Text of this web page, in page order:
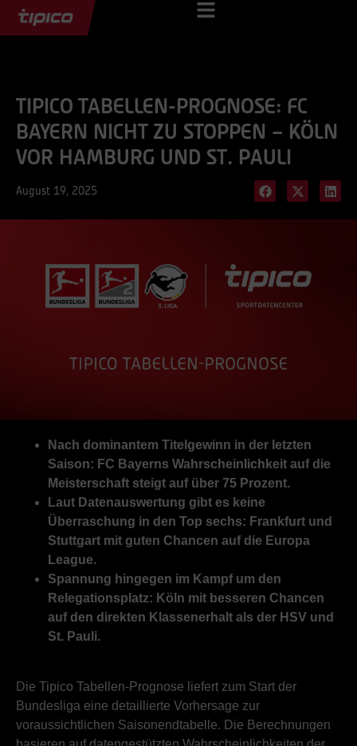
TIPICO TABELLEN-PROGNOSE: FC
BAYERN NICHT ZU STOPPEN – KÖLN
VOR HAMBURG UND ST. PAULI
August 19, 2025
Nach dominantem Titelgewinn in der letzten
Saison: FC Bayerns Wahrscheinlichkeit auf die
Meisterschaft steigt auf über 75 Prozent.
Laut Datenauswertung gibt es keine
Überraschung in den Top sechs: Frankfurt und
Stuttgart mit guten Chancen auf die Europa
League.
Spannung hingegen im Kampf um den
Relegationsplatz: Köln mit besseren Chancen
auf den direkten Klassenerhalt als der HSV und
St. Pauli.
Die Tipico Tabellen-Prognose liefert zum Start der
Bundesliga eine detaillierte Vorhersage zur
voraussichtlichen Saisonendtabelle. Die Berechnungen